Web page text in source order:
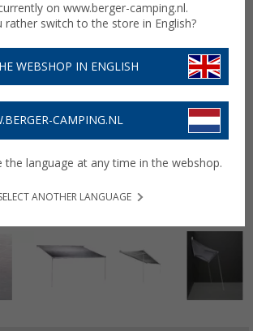
on www.berger-camping.nl.
rather switch to the store in English?
WEBSHOP IN ENGLISH
CAMPING.NL
the language at any time in the webshop.
ANOTHER LANGUAGE